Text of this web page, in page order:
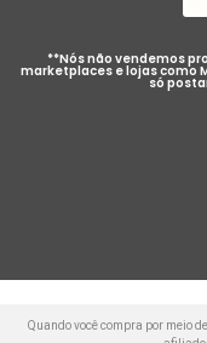
**Nós não vendemos
marketplaces e lojas como
só
Quando você compra por meio